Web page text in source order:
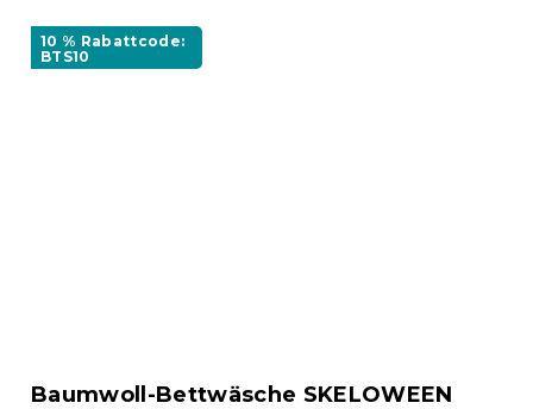
10 % Rabattcode:
BTS10
Baumwoll-Bettwäsche SKELOWEEN